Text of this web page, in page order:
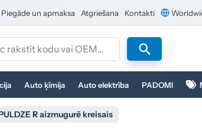
Piegāde un apmaksa Atgriešana Kontakti
Auto ķīmija Auto elektrība PADOMI
R aizmugurē kreisais